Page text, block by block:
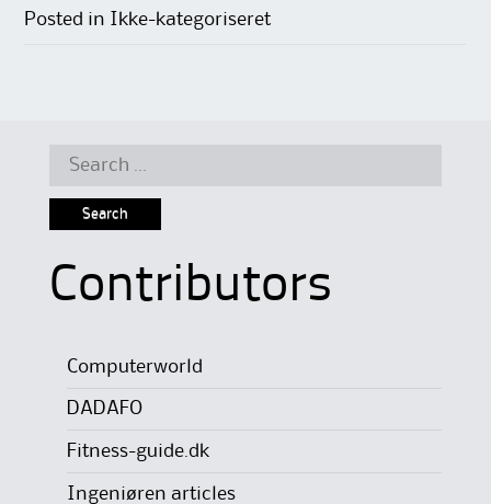
Posted in Ikke-kategoriseret
Search
Contributors
Computerworld
DADAFO
Fitness-guide.dk
Ingeniøren articles